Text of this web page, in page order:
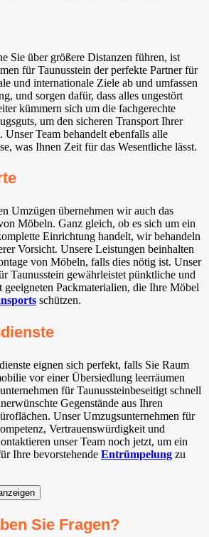
Sie über größere Distanzen führen, ist
für Taunusstein der perfekte Partner für
und internationale Ziele ab und umfassen
und sorgen dafür, dass alles ungestört
kümmern sich um die fachgerechte
um den sicheren Transport Ihrer
Unser Team behandelt ebenfalls alle
was Ihnen Zeit für das Wesentliche lässt.
Umzügen übernehmen wir auch das
Möbeln. Ganz gleich, ob es sich um ein
Einrichtung handelt, wir behandeln
Vorsicht. Unsere Leistungen beinhalten
von Möbeln, falls dies nötig ist. Unser
Taunusstein gewährleistet pünktliche und
Packmaterialien, die Ihre Möbel
schützen.
eignen sich perfekt, falls Sie Raum
vor einer Übersiedlung leerräumen
für Taunussteinbeseitigt schnell
Gegenstände aus Ihren
Unser Umzugsunternehmen für
Vertrauenswürdigkeit und
unser Team noch jetzt, um ein
Ihre bevorstehende Entrümpelung zu
Sie Fragen?